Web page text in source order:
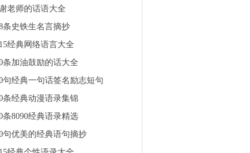
老师的话语大全
条史铁生名言摘抄
经典网络语言大全
条加油鼓励的话大全
句经典一句话签名励志短句
条经典动漫语录集锦
条8090经典语录精选
句优美的经典语句摘抄